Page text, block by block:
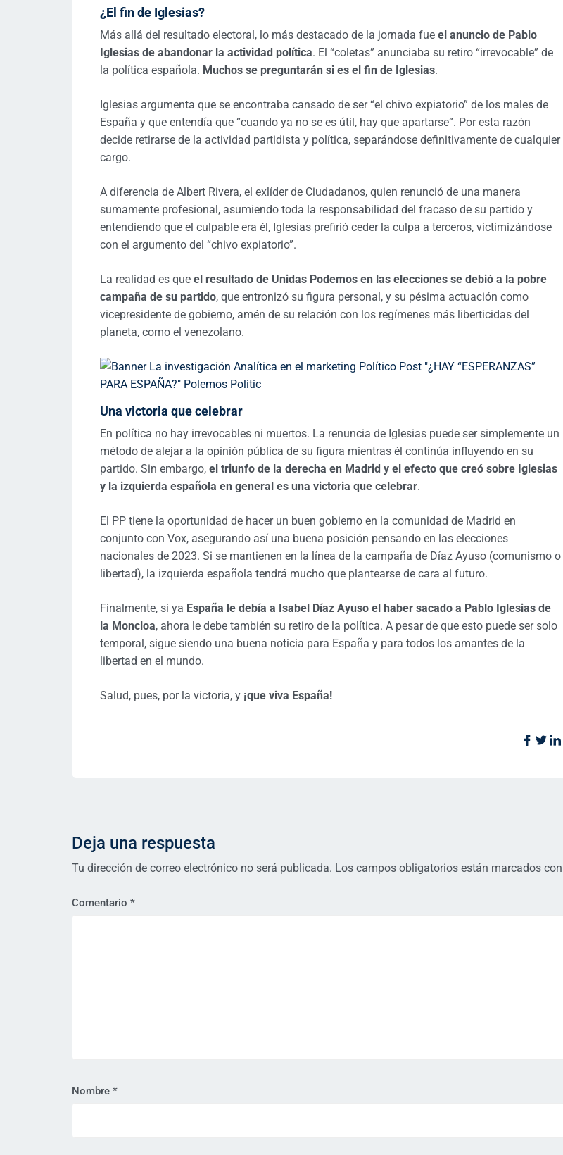
¿El fin de Iglesias?
Más allá del resultado electoral, lo más destacado de la jornada fue el anuncio de Pablo
Iglesias de abandonar la actividad política. El “coletas” anunciaba su retiro “irrevocable” de
la política española. Muchos se preguntarán si es el fin de Iglesias.
Iglesias argumenta que se encontraba cansado de ser “el chivo expiatorio” de los males de
España y que entendía que “cuando ya no se es útil, hay que apartarse”. Por esta razón
decide retirarse de la actividad partidista y política, separándose definitivamente de cualquier
cargo.
A diferencia de Albert Rivera, el exlíder de Ciudadanos, quien renunció de una manera
sumamente profesional, asumiendo toda la responsabilidad del fracaso de su partido y
entendiendo que el culpable era él, Iglesias prefirió ceder la culpa a terceros, victimizándose
con el argumento del “chivo expiatorio”.
La realidad es que el resultado de Unidas Podemos en las elecciones se debió a la pobre
campaña de su partido, que entronizó su figura personal, y su pésima actuación como
vicepresidente de gobierno, amén de su relación con los regímenes más liberticidas del
planeta, como el venezolano.
Una victoria que celebrar
En política no hay irrevocables ni muertos. La renuncia de Iglesias puede ser simplemente un
método de alejar a la opinión pública de su figura mientras él continúa influyendo en su
partido. Sin embargo, el triunfo de la derecha en Madrid y el efecto que creó sobre Iglesias
y la izquierda española en general es una victoria que celebrar.
El PP tiene la oportunidad de hacer un buen gobierno en la comunidad de Madrid en
conjunto con Vox, asegurando así una buena posición pensando en las elecciones
nacionales de 2023. Si se mantienen en la línea de la campaña de Díaz Ayuso (comunismo o
libertad), la izquierda española tendrá mucho que plantearse de cara al futuro.
Finalmente, si ya España le debía a Isabel Díaz Ayuso el haber sacado a Pablo Iglesias de
la Moncloa, ahora le debe también su retiro de la política. A pesar de que esto puede ser solo
temporal, sigue siendo una buena noticia para España y para todos los amantes de la
libertad en el mundo.
Salud, pues, por la victoria, y ¡que viva España!
Deja una respuesta
Tu dirección de correo electrónico no será publicada. Los campos obligatorios están marcados con
Comentario *
Nombre *